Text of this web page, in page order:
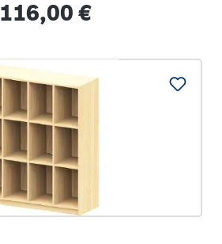
Regulärer Preis:
116,00 €